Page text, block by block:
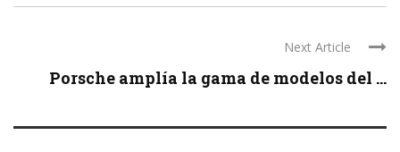
Next Article
Porsche amplía la gama de modelos del ...